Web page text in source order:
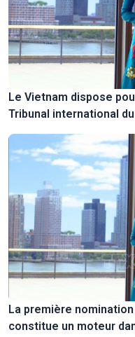
Le Vietnam dispose
Tribunal international
La première
constitue un moteur